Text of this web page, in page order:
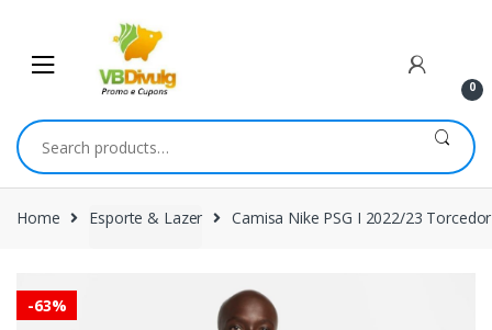
navigation
content
0
Search
for:
Home Esporte & Lazer Camisa Nike PSG I 2022/23
-63%